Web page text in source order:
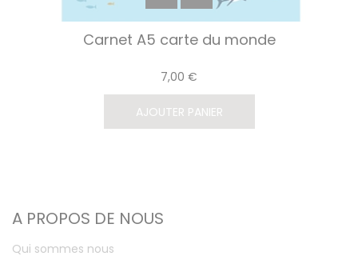
Carnet A5 carte du monde
7,00 €
AJOUTER PANIER
A PROPOS DE NOUS
Qui sommes nous